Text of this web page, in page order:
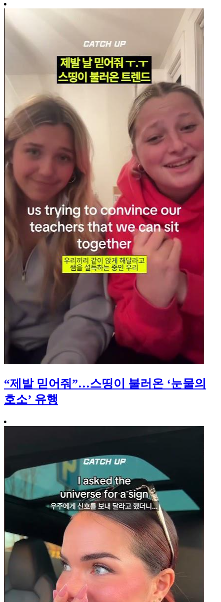
“제발 믿어줘”…스띵이 불러온 ‘눈물의
호소’ 유행